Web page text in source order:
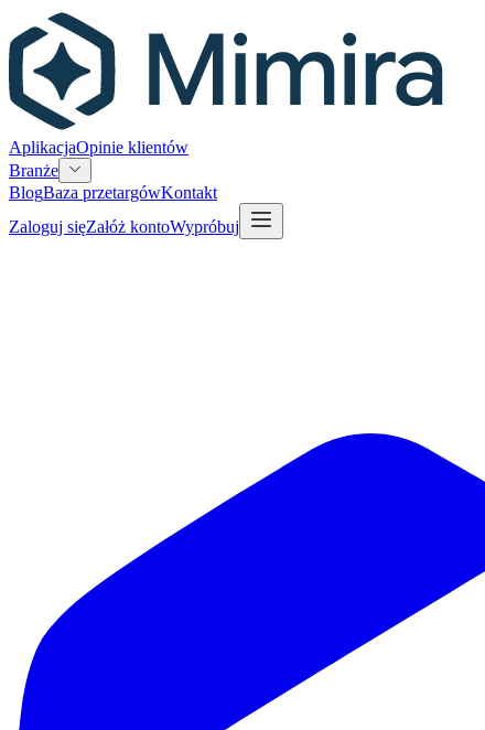
AplikacjaOpinie klientów
Branże
BlogBaza przetargówKontakt
Zaloguj sięZałóż kontoWypróbuj